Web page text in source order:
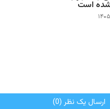
است
ارسال یک نظر (0)